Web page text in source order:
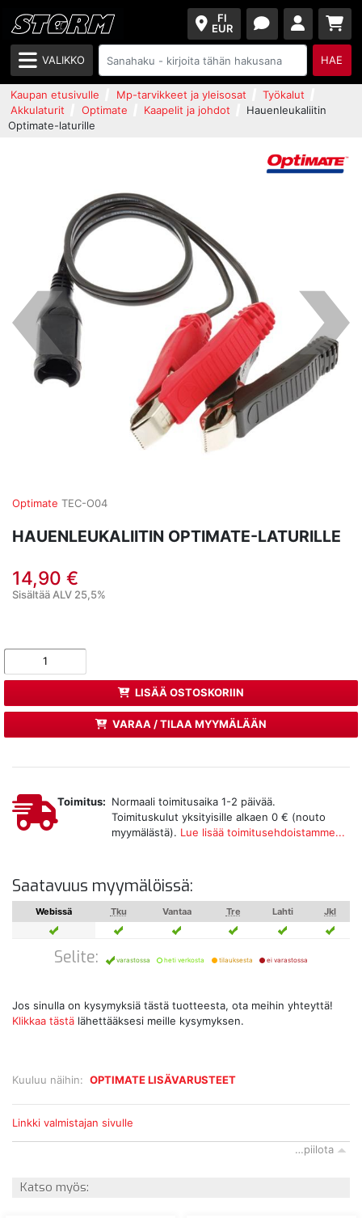
FI
EUR
VALIKKO HAE
Kaupan etusivulle Mp-tarvikkeet ja yleisosat
Työkalut
Akkulaturit
Optimate Kaapelit ja johdot
Hauenleukaliitin
Optimate-laturille
Optimate TEC-O04
HAUENLEUKALIITIN OPTIMATE-LATURILLE
14,90 €
Sisältää ALV 25,5%
LISÄÄ OSTOSKORIIN
VARAA / TILAA MYYMÄLÄÄN
Kuuluu näihin: OPTIMATE LISÄVARUSTEET
Toimitus: Normaali toimitusaika 1-2 päivää.
Toimituskulut yksityisille alkaen 0 € (nouto
myymälästä). Lue lisää toimitusehdoistamme...
Saatavuus myymälöissä:
Webissä Tku Vantaa Tre Lahti Jkl
Selite: varastossa heti verkosta tilauksesta ei varastossa
Jos sinulla on kysymyksiä tästä tuotteesta, ota meihin yhteyttä!
Klikkaa tästä lähettääksesi meille kysymyksen.
Linkki valmistajan sivulle
…piilota
Katso myös: